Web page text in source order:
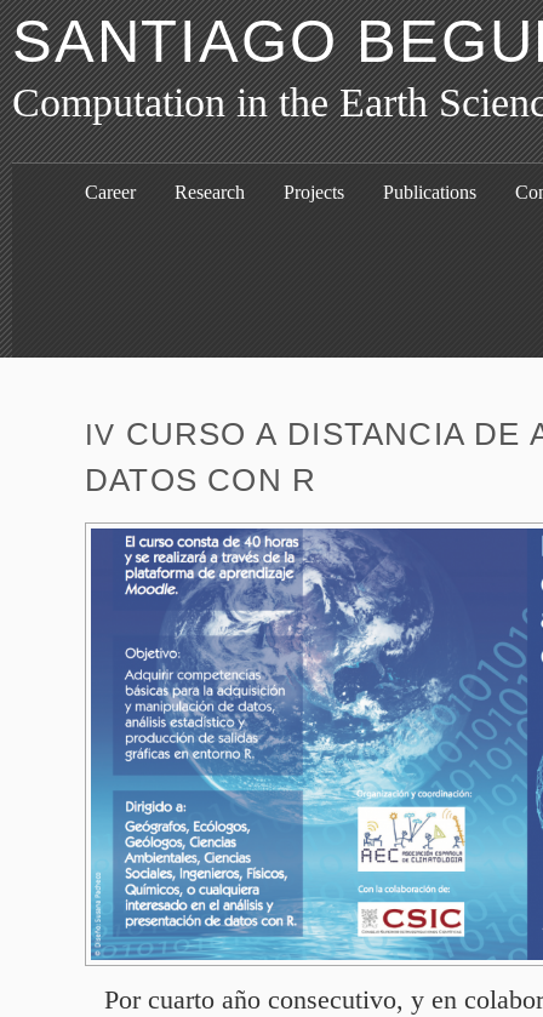
SANTIAGO
Computation in the Earth
Career Research Projects Publications
IV CURSO A DISTANCIA DE
DATOS CON R
Por cuarto año consecutivo, y en